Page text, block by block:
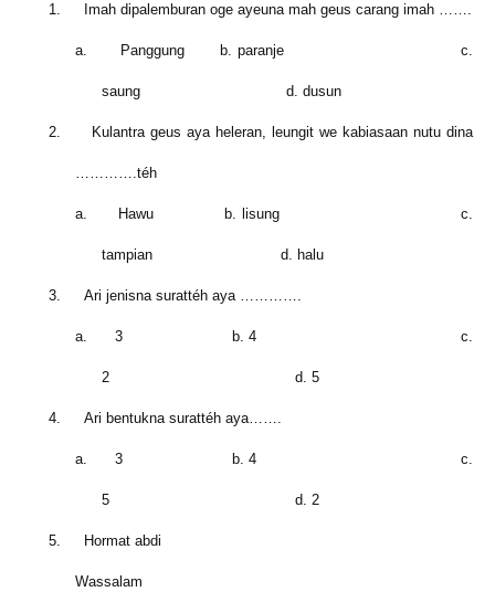
1. Imah dipalemburan oge ayeuna mah geus carang imah …….
a. Panggung b. paranje c.
saung d. dusun
2. Kulantra geus aya heleran, leungit we kabiasaan nutu dina
………….téh
a. Hawu b. lisung c.
tampian d. halu
3. Ari jenisna surattéh aya ………….
a. 3 b. 4 c.
2 d. 5
4. Ari bentukna surattéh aya…….
a. 3 b. 4 c.
5 d. 2
5. Hormat abdi
Wassalam